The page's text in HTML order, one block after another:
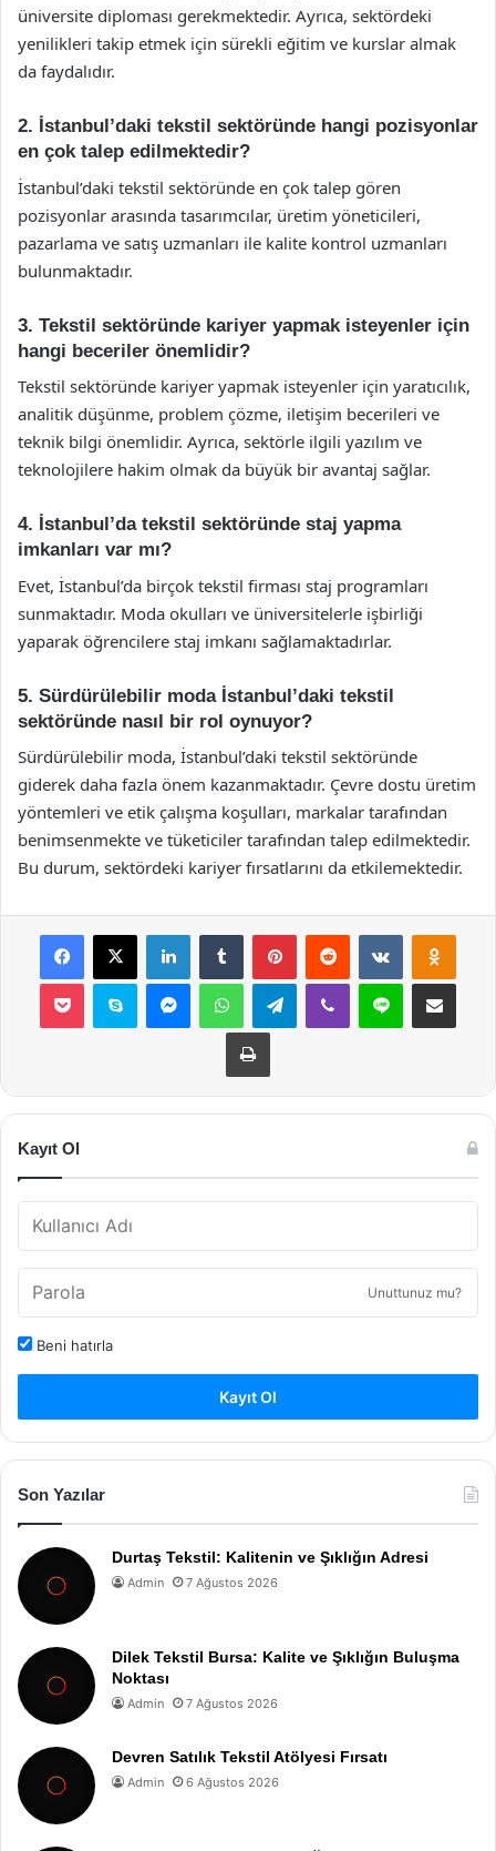
üniversite diploması gerekmektedir. Ayrıca, sektördeki
yenilikleri takip etmek için sürekli eğitim ve kurslar almak
da faydalıdır.
2. İstanbul’daki tekstil sektöründe hangi pozisyonlar
en çok talep edilmektedir?
İstanbul’daki tekstil sektöründe en çok talep gören
pozisyonlar arasında tasarımcılar, üretim yöneticileri,
pazarlama ve satış uzmanları ile kalite kontrol uzmanları
bulunmaktadır.
3. Tekstil sektöründe kariyer yapmak isteyenler için
hangi beceriler önemlidir?
Tekstil sektöründe kariyer yapmak isteyenler için yaratıcılık,
analitik düşünme, problem çözme, iletişim becerileri ve
teknik bilgi önemlidir. Ayrıca, sektörle ilgili yazılım ve
teknolojilere hakim olmak da büyük bir avantaj sağlar.
4. İstanbul’da tekstil sektöründe staj yapma
imkanları var mı?
Evet, İstanbul’da birçok tekstil firması staj programları
sunmaktadır. Moda okulları ve üniversitelerle işbirliği
yaparak öğrencilere staj imkanı sağlamaktadırlar.
5. Sürdürülebilir moda İstanbul’daki tekstil
sektöründe nasıl bir rol oynuyor?
Sürdürülebilir moda, İstanbul’daki tekstil sektöründe
giderek daha fazla önem kazanmaktadır. Çevre dostu üretim
yöntemleri ve etik çalışma koşulları, markalar tarafından
benimsenmekte ve tüketiciler tarafından talep edilmektedir.
Bu durum, sektördeki kariyer fırsatlarını da etkilemektedir.
Facebook
X LinkedInTumblr PinterestReddit VKontakte
Pocket Skype MessengerWhatsAppTelegramViber Line E-Posta ile
Yazdır
Kayıt Ol
Unuttunuz mu?
Beni hatırla
Kayıt Ol
Son Yazılar
Durtaş Tekstil: Kalitenin ve Şıklığın Adresi
Admin 7 Ağustos 2026
Dilek Tekstil Bursa: Kalite ve Şıklığın Buluşma
Noktası
Admin 7 Ağustos 2026
Devren Satılık Tekstil Atölyesi Fırsatı
Admin 6 Ağustos 2026